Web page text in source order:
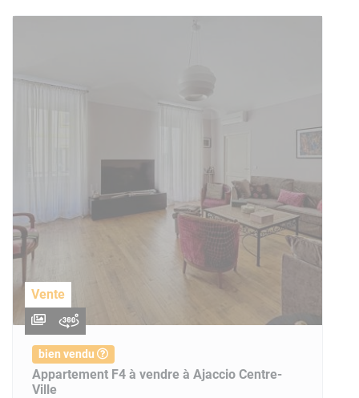
Vente
bien vendu
Appartement F4 à vendre à Ajaccio Centre-
Ville